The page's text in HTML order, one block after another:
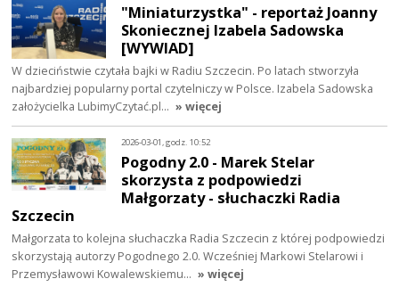
"Miniaturzystka" - reportaż Joanny
Skoniecznej Izabela Sadowska
[WYWIAD]
W dzieciństwie czytała bajki w Radiu Szczecin. Po latach stworzyła
najbardziej popularny portal czytelniczy w Polsce. Izabela Sadowska
założycielka LubimyCzytać.pl… » więcej
2026-03-01, godz. 10:52
Pogodny 2.0 - Marek Stelar
skorzysta z podpowiedzi
Małgorzaty - słuchaczki Radia
Szczecin
Małgorzata to kolejna słuchaczka Radia Szczecin z której podpowiedzi
skorzystają autorzy Pogodnego 2.0. Wcześniej Markowi Stelarowi i
Przemysławowi Kowalewskiemu… » więcej